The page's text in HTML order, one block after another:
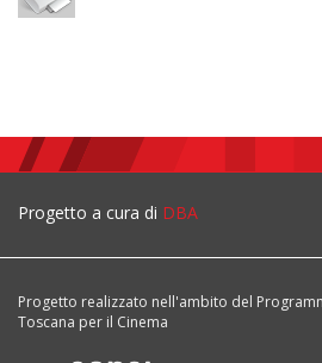
Progetto a cura di DBA
Progetto realizzato nell'ambito del
Toscana per il Cinema